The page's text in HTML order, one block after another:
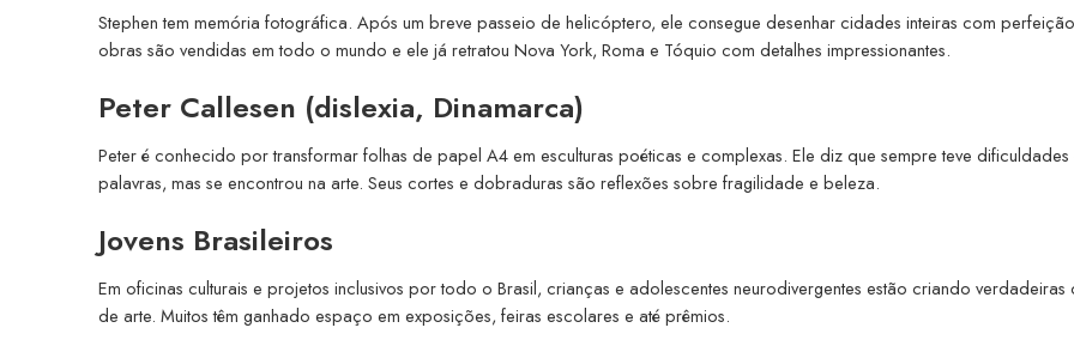
Stephen tem memória fotográfica. Após um breve passeio de helicóptero, ele consegue desenhar cidades inteiras com
obras são vendidas em todo o mundo e ele já retratou Nova York, Roma e Tóquio com detalhes impressionantes.
Peter Callesen (dislexia, Dinamarca)
Peter é conhecido por transformar folhas de papel A4 em esculturas poéticas e complexas. Ele diz que sempre teve
palavras, mas se encontrou na arte. Seus cortes e dobraduras são reflexões sobre fragilidade e beleza.
Jovens Brasileiros
Em oficinas culturais e projetos inclusivos por todo o Brasil, crianças e adolescentes neurodivergentes estão criando verdadeiras
de arte. Muitos têm ganhado espaço em exposições, feiras escolares e até prêmios.